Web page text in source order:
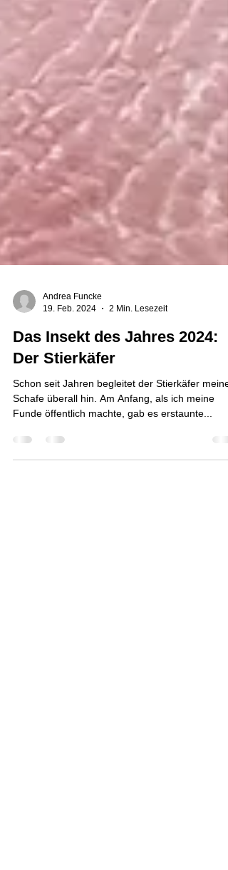
19. Feb. 2024
2 Min. Lesezeit
Das Insekt des Jahres 2024:
Der Stierkäfer
Schon seit Jahren begleitet der Stierkäfer meine
Funde öffentlich machte, gab es erstaunte...